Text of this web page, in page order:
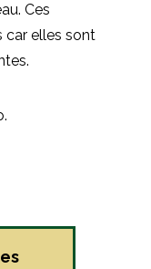
Ces
car elles sont